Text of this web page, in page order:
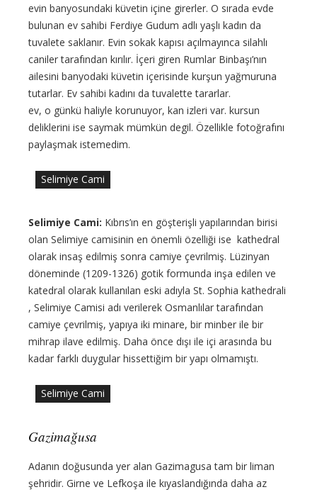
evin banyosundaki küvetin içine girerler. O sırada evde
bulunan ev sahibi Ferdiye Gudum adlı yaşlı kadın da
tuvalete saklanır. Evin sokak kapısı açılmayınca silahlı
caniler tarafından kırılır. İçeri giren Rumlar Binbaşı’nın
ailesini banyodaki küvetin içerisinde kurşun yağmuruna
tutarlar. Ev sahibi kadını da tuvalette tararlar.
ev, o günkü haliyle korunuyor, kan izleri var. kursun
deliklerini ise saymak mümkün degil. Özellikle fotoğrafını
paylaşmak istemedim.
Selimiye Cami
Selimiye Cami: Kıbrıs’ın en göşterişli yapılarından birisi
olan Selimiye camisinin en önemli özelliği ise kathedral
olarak insaş edilmiş sonra camiye çevrilmiş. Lüzinyan
döneminde (1209-1326) gotik formunda inşa edilen ve
katedral olarak kullanılan eski adıyla St. Sophia kathedrali
, Selimiye Camisi adı verilerek Osmanlılar tarafından
camiye çevrilmiş, yapıya iki minare, bir minber ile bir
mihrap ilave edilmiş. Daha önce dışı ile içi arasında bu
kadar farklı duygular hissettiğim bir yapı olmamıştı.
Selimiye Cami
Gazimağusa
Adanın doğusunda yer alan Gazimagusa tam bir liman
şehridir. Girne ve Lefkoşa ile kıyaslandığında daha az